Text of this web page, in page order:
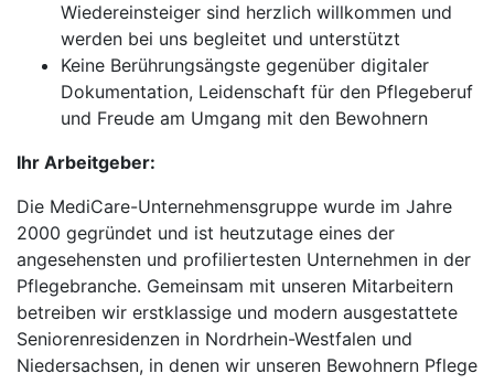
Wiedereinsteiger sind herzlich willkommen und
werden bei uns begleitet und unterstützt
Keine Berührungsängste gegenüber digitaler
Dokumentation, Leidenschaft für den Pflegeberuf
und Freude am Umgang mit den Bewohnern
Ihr Arbeitgeber:
Die MediCare-Unternehmensgruppe wurde im Jahre
2000 gegründet und ist heutzutage eines der
angesehensten und profiliertesten Unternehmen in der
Pflegebranche. Gemeinsam mit unseren Mitarbeitern
betreiben wir erstklassige und modern ausgestattete
Seniorenresidenzen in Nordrhein-Westfalen und
Niedersachsen, in denen wir unseren Bewohnern Pflege